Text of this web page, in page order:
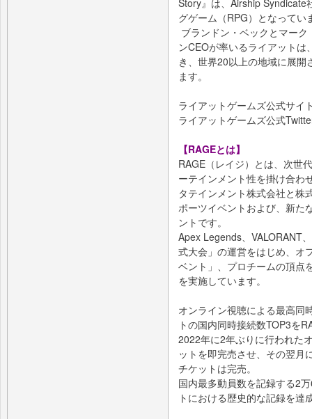
Story』は、Airship Syndicate
グゲーム（RPG）となってい
ブランドン・ベックとマー
ンCEOが率いるライアット
き、世界20以上の地域に展
ます。
ライアットゲームズ公式サイ
ライアットゲームズ公式
【RAGEとは】
RAGE（レイジ）とは、次世
ーテインメント性を掛け合わ
タテインメント株式会社と株
ポーツイベントおよび、新た
ントです。
Apex Legends、VALORANT
式大会」の運営をはじめ、オ
ベント」、プロチームの頂点
を実施しています。
オンライン視聴による最高同
トの国内同時接続数TOP3を
2022年に2年ぶりに行われた
ットを即完売させ、その翌月
チケットは完売。
国内最多動員数を記録する2
トにおける歴史的な記録を達